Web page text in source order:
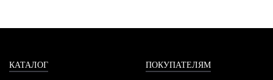
КАТАЛОГ ПОКУПАТЕЛЯМ